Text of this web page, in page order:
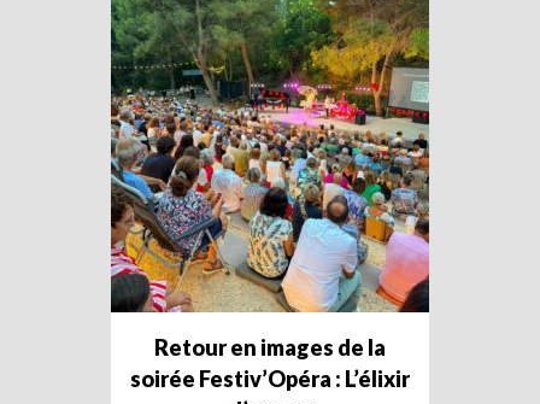
Retour en images de la
soirée Festiv’Opéra : L’élixir